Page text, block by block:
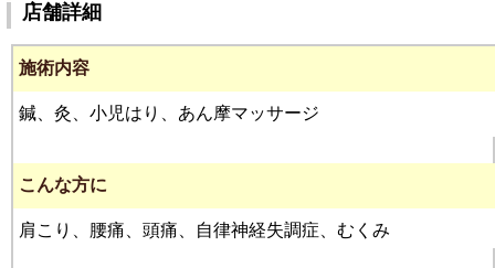
店舗詳細
施術内容
鍼、灸、小児はり、あん摩マッサージ
こんな方に
肩こり、腰痛、頭痛、自律神経失調症、むくみ